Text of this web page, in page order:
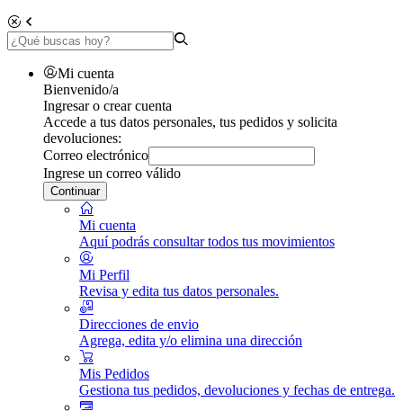
Mi cuenta
Bienvenido/a
Ingresar o crear cuenta
Accede a tus datos personales, tus pedidos y solicita
devoluciones:
Correo electrónico
Ingrese un correo válido
Continuar
Mi cuenta
Aquí podrás consultar todos tus movimientos
Mi Perfil
Revisa y edita tus datos personales.
Direcciones de envio
Agrega, edita y/o elimina una dirección
Mis Pedidos
Gestiona tus pedidos, devoluciones y fechas de entrega.